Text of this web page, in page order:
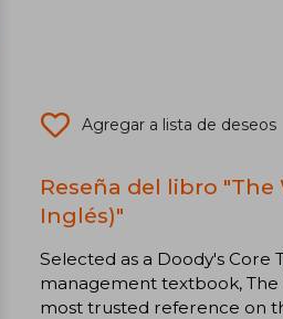
Agregar a lista de deseos
Reseña del libro
Inglés)"
Selected as a Doody's Core
management textbook, The
most trusted reference on